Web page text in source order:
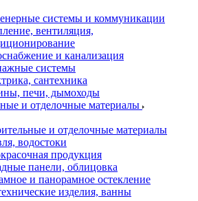
системы и коммуникации
вентиляция,
и канализация
системы
сантехника
печи, дымоходы
и отделочные материалы
и отделочные материалы
водостоки
продукция
панели, облицовка
и панорамное остекление
изделия, ванны